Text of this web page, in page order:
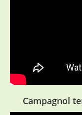
Campagnol